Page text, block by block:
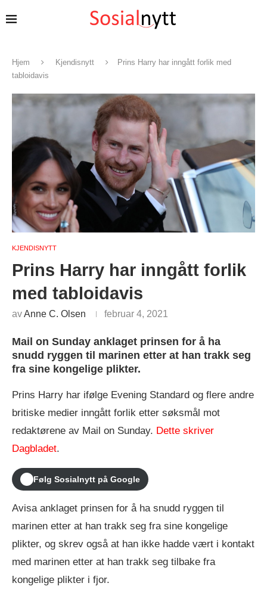
Hjem Kjendisnytt
Prins Harry har inngått forlik med
tabloidavis
KJENDISNYTT
Prins Harry har inngått forlik
med tabloidavis
avAnne C. Olsen februar 4, 2021
Mail on Sunday anklaget prinsen for å ha
snudd ryggen til marinen etter at han trakk seg
fra sine kongelige plikter.
Prins Harry har ifølge Evening Standard og flere andre
britiske medier inngått forlik etter søksmål mot
redaktørene av Mail on Sunday. Dette skriver
Dagbladet.
Følg Sosialnytt på Google
Avisa anklaget prinsen for å ha snudd ryggen til
marinen etter at han trakk seg fra sine kongelige
plikter, og skrev også at han ikke hadde vært i kontakt
med marinen etter at han trakk seg tilbake fra
kongelige plikter i fjor.